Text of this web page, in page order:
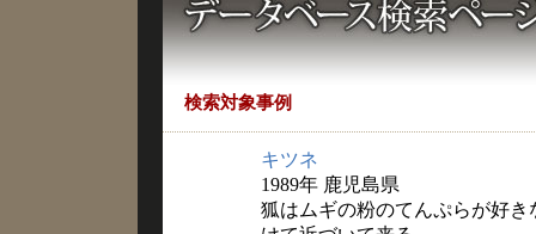
検索対象事例
キツネ
1989年 鹿児島県
狐はムギの粉のてんぷらが好